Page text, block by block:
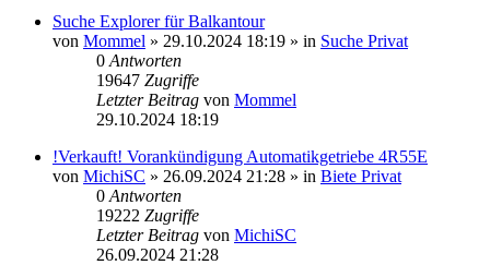
Suche Explorer für Balkantour
von Mommel » 29.10.2024 18:19 » in Suche Privat
0 Antworten
19647 Zugriffe
Letzter Beitrag von Mommel
29.10.2024 18:19
!Verkauft! Vorankündigung Automatikgetriebe 4R55E
von MichiSC » 26.09.2024 21:28 » in Biete Privat
0 Antworten
19222 Zugriffe
Letzter Beitrag von MichiSC
26.09.2024 21:28